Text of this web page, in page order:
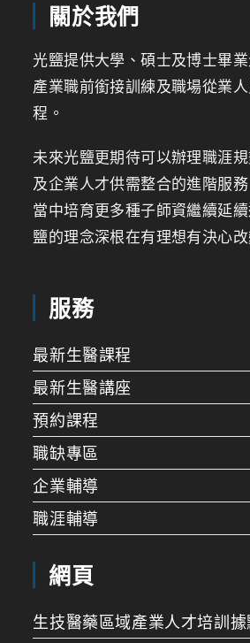
關於我們
光鹽提供大學、碩士及博士畢
產業職前銜接訓練及職場從業
程。
未來光鹽更期待可以辦理職涯
及企業人才供需整合的進階服
當中培育更多種子師資繼續延
鹽的理念深根在有理想有決心
服務
最新生醫課程
最新生醫講座
預約課程
職缺專區
企業輔導
職涯輔導
網頁
生技醫藥區域產業人才培訓據